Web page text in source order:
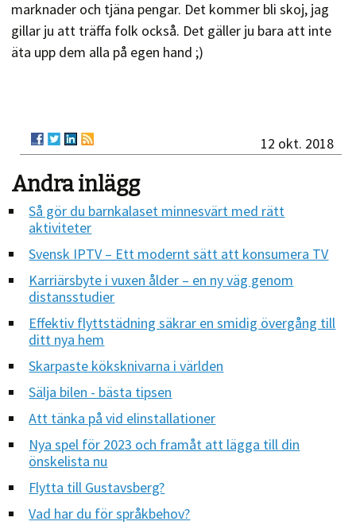
marknader och tjäna pengar. Det kommer bli skoj, jag
gillar ju att träffa folk också. Det gäller ju bara att inte
äta upp dem alla på egen hand ;)
12 okt. 2018
Andra inlägg
Så gör du barnkalaset minnesvärt med rätt
aktiviteter
Svensk IPTV – Ett modernt sätt att konsumera TV
Karriärsbyte i vuxen ålder – en ny väg genom
distansstudier
Effektiv flyttstädning säkrar en smidig övergång till
ditt nya hem
Skarpaste köksknivarna i världen
Sälja bilen - bästa tipsen
Att tänka på vid elinstallationer
Nya spel för 2023 och framåt att lägga till din
önskelista nu
Flytta till Gustavsberg?
Vad har du för språkbehov?